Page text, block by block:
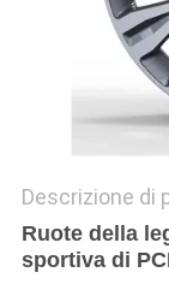
Descrizione di
Ruote della
sportiva di